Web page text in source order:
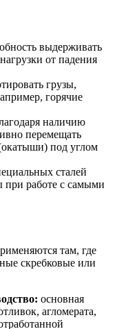
выдерживать
от падения
грузы,
горячие
наличию
перемещать
под углом
сталей
при работе с самыми
там, где
скребковые или
основная
агломерата,